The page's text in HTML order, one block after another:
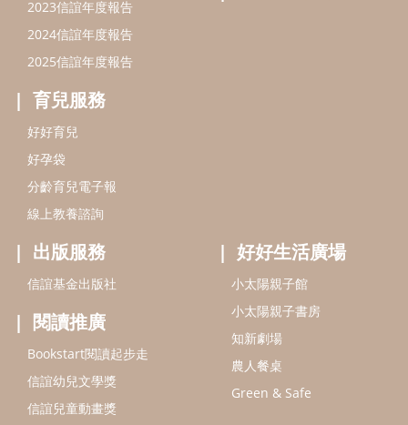
出版服務
信誼基金出版社
閱讀推廣
Bookstart閱讀起步走
信誼幼兒文學獎
信誼兒童動畫獎
小袋鼠說故事劇團
service@hsin-yi.org.tw
信誼好好育兒
小太陽親子書房
(02)2396-5305轉2345 (週一～週五 9:00～18:00)
認識信誼 合作洽談 智慧財產權聲明
本網站建議使用IE9(含以上)或 Google Chrome 版本瀏覽器
信誼基金會/上誼文化實業股份有限公司 版權所有 ©